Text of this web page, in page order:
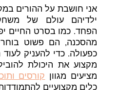
אני חושבת על ההורים
ילדיהם עולם של
הפחד. כמו בסרט החיים
מהסכנה, הם פשוט
כפעולה. כדי להעניק לעוד
מקצוע את היכולת
מציעים מגוון קורסים
כלים מקצועיים